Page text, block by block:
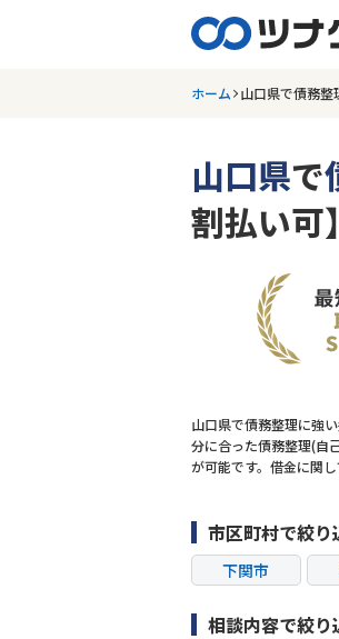
ホーム 山口県で債務整
山口県で
割払い可
山口県で債務整理に強
分に合った債務整理(自
が可能です。借金に関
市区町村で絞り
下関市
相談内容で絞り